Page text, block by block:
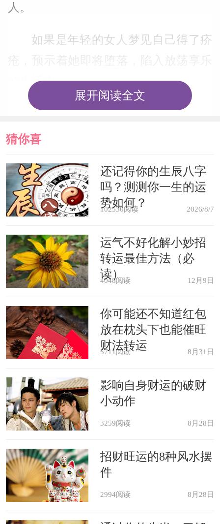
人。
如果是年轻的女人梦见自己得了疥
的生活中。
生活中的疮是指皮肤上肿烂溃疡的
病。梦中的头上长疮说明自己的工作压
梦见头长疮，大可不必认为工作压
力会大，有压力才会有进步，有成长，
病人梦见头上生疮，身体不久会痊
愈。
单身人士梦见头长疮主近期爱情运
势，一时的成功，但结果失败。
有，但会化凶为吉。
梦见头上生疮，吉兆，预示着身体
展开阅读全文
猜你喜
欢
还记得你的生辰八字
吗？测测你一生的运
势如何？
102530阅读 2026/8/7
运气不好化解小妙招
转运最佳方法（必
读）
4048阅读 12月9日
你可能还不知道红包
放在枕头下也能催旺
财法转运
5711阅读 8月31日
影响自身财运的破财
小动作
3259阅读 8月28日
招财旺运的8种风水摆
件
2994阅读 8月28日